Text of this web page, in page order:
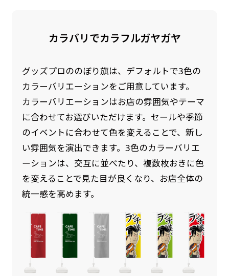
カラバリでカラフルガヤガヤ
グッズプロののぼり旗は、デフォルトで3色の
カラーバリエーションをご用意しています。
カラーバリエーションはお店の雰囲気やテーマ
に合わせてお選びいただけます。セールや季節
のイベントに合わせて色を変えることで、新し
い雰囲気を演出できます。3色のカラーバリエ
ーションは、交互に並べたり、複数枚おきに色
を変えることで見た目が良くなり、お店全体の
統一感を高めます。